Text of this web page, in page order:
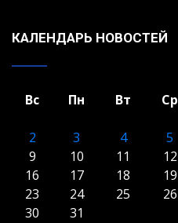
КАЛЕНДАРЬ НОВОСТЕЙ
Вс Пн Вт Ср
2
3 4 5
9
10 11 12
16
17 18 19
23
24 25 26
30
31